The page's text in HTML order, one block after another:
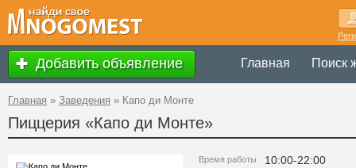
Добавить объявление Главная Поиск
Главная » Заведения » Капо ди Монте
Пиццерия «Капо ди Монте»
Время работы 10:00-22:00